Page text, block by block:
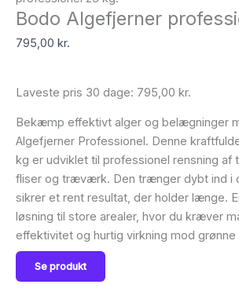
Bodo Algefjerner
795,00 kr.
Laveste pris 30 dage: 795,00 kr.
Bekæmp effektivt alger og belægninger
Algefjerner Professionel. Denne
kg er udviklet til professionel rensning af
fliser og træværk. Den trænger dybt ind i
sikrer et rent resultat, der holder længe.
løsning til store arealer, hvor du kræver
effektivitet og hurtig virkning mod
Se produkt